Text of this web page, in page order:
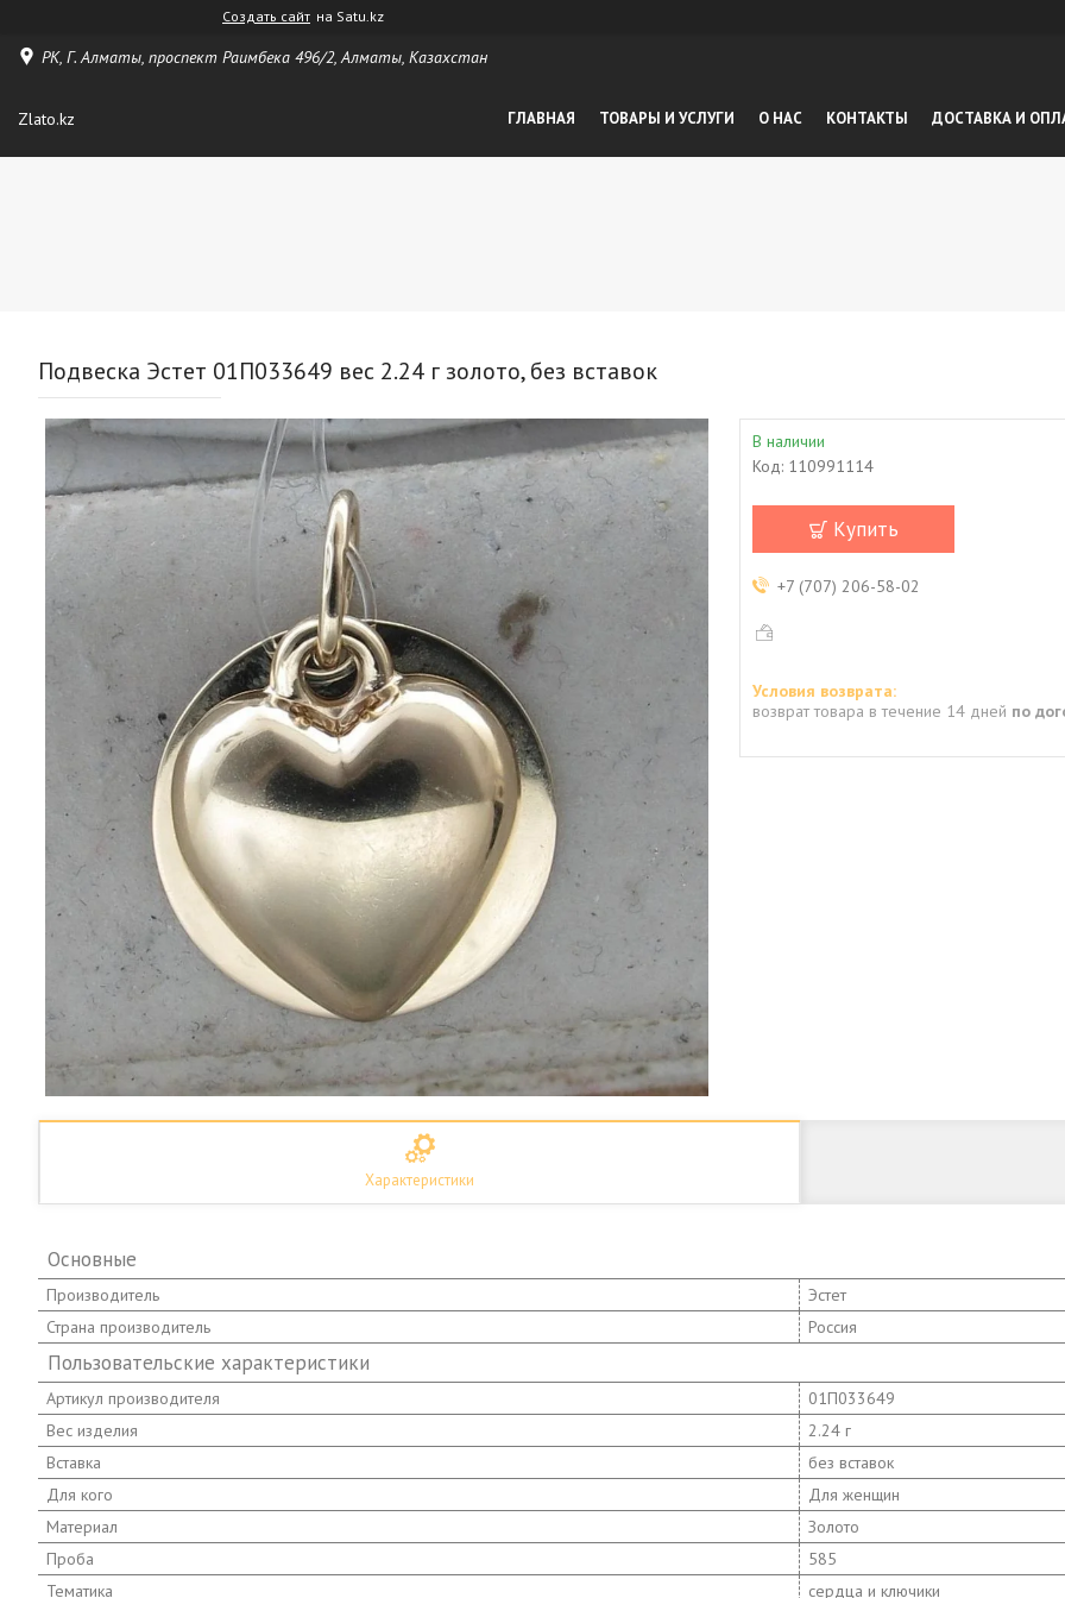
Создать сайт на Satu.kz
РК, Г. Алматы, проспект Раимбека 496/2, Алматы, Казахстан
Zlato.kz ГЛАВНАЯ ТОВАРЫ И УСЛУГИ О НАС КОНТАКТЫ ДОСТАВКА И
Подвеска Эстет 01П033649 вес 2.24 г золото, без вставок
В наличии
Код: 110991114
Купить
+7 (707) 206-58-02
возврат товара в течение 14 дней по
Характеристики
Основные
Производитель
Эстет
Страна производитель
Россия
Пользовательские характеристики
Артикул производителя
01П033649
Вес изделия
2.24 г
Вставка
без вставок
Для кого
Для женщин
Материал
Золото
Проба
585
Тематика
сердца и ключики